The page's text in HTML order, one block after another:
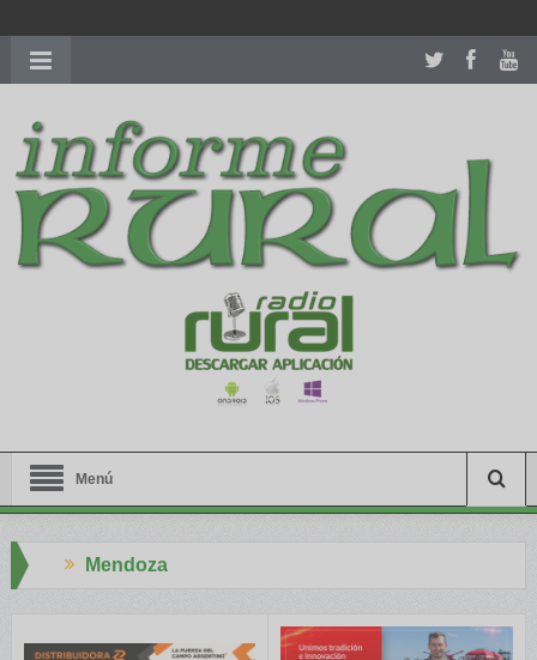
richardmillereplica
women.patekphilippe.tofor sale in usa recognized command with
dining room table ceremony. welcome to our
perfectwatches.is
shop. best youngsexdoll.comwith professional customer
services. 1: 1 design high
https://reallydiamond.com/
Menú